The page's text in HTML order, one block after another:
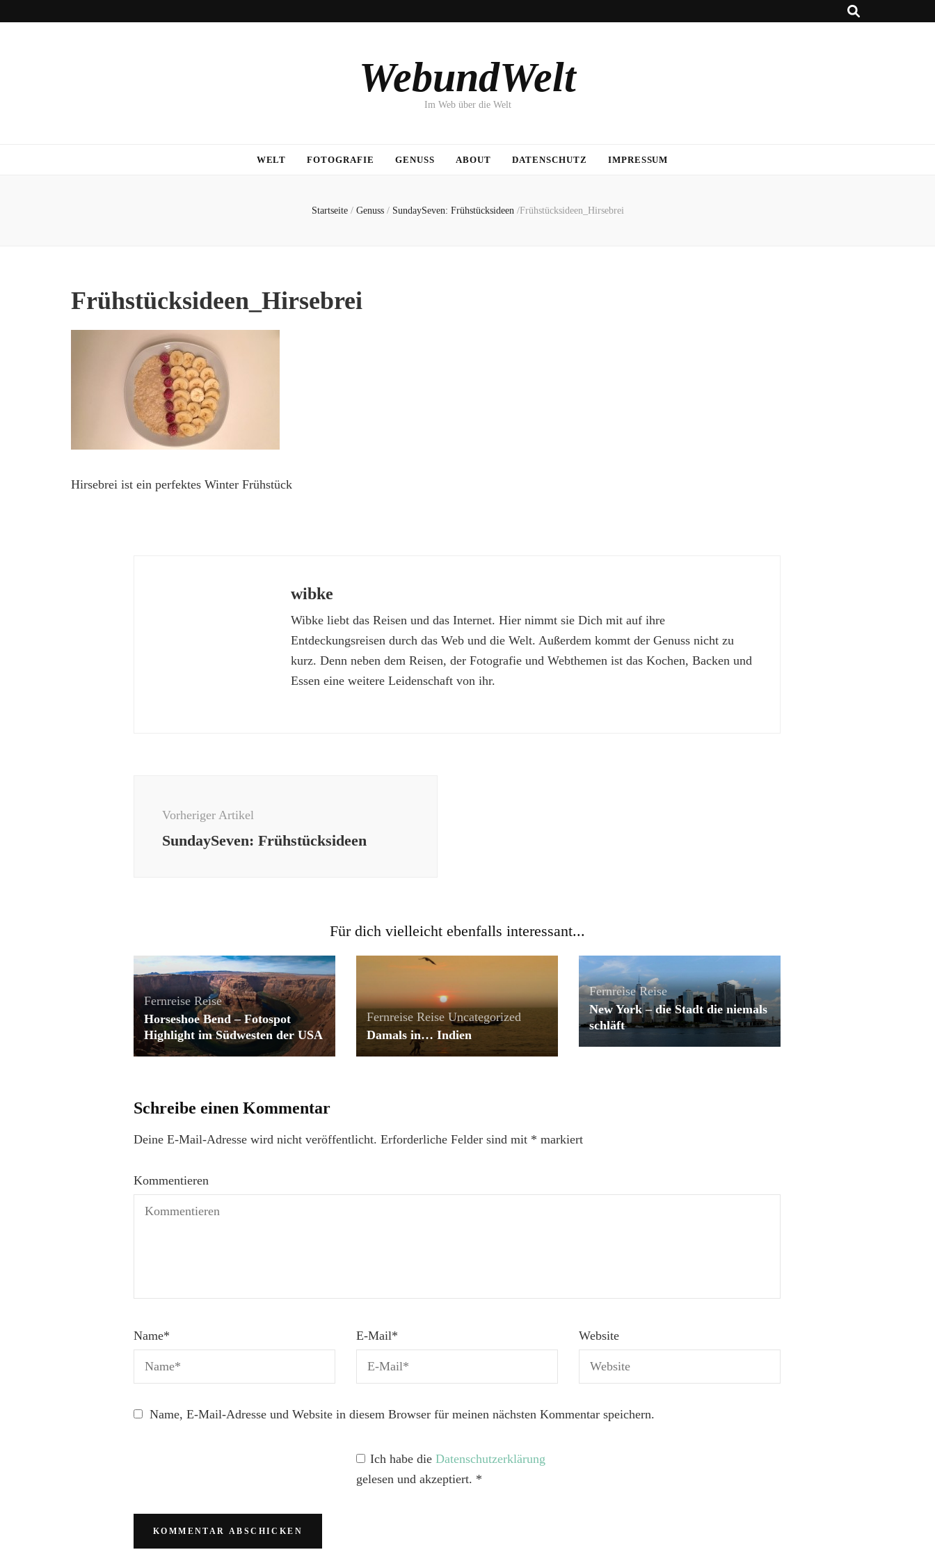
WebundWelt
Im Web über die Welt
WELT FOTOGRAFIE GENUSS ABOUT DATENSCHUTZ IMPRESSUM
Startseite / Genuss / SundaySeven: Frühstücksideen /Frühstücksideen_Hirsebrei
Frühstücksideen_Hirsebrei
Hirsebrei ist ein perfektes Winter Frühstück
wibke
Wibke liebt das Reisen und das Internet. Hier nimmt sie Dich mit auf ihre
Entdeckungsreisen durch das Web und die Welt. Außerdem kommt der Genuss nicht zu
kurz. Denn neben dem Reisen, der Fotografie und Webthemen ist das Kochen, Backen und
Essen eine weitere Leidenschaft von ihr.
Vorheriger Artikel
SundaySeven: Frühstücksideen
Für dich vielleicht ebenfalls interessant...
Fernreise Reise
Horseshoe Bend – Fotospot
Highlight im Südwesten der USA
Fernreise Reise Uncategorized
Damals in… Indien
Fernreise Reise
New York – die Stadt die niemals
schläft
Schreibe einen Kommentar
Deine E-Mail-Adresse wird nicht veröffentlicht. Erforderliche Felder sind mit * markiert
Kommentieren
Name* E-Mail* Website
Name, E-Mail-Adresse und Website in diesem Browser für meinen nächsten Kommentar speichern.
Ich habe die Datenschutzerklärung
gelesen und akzeptiert. *